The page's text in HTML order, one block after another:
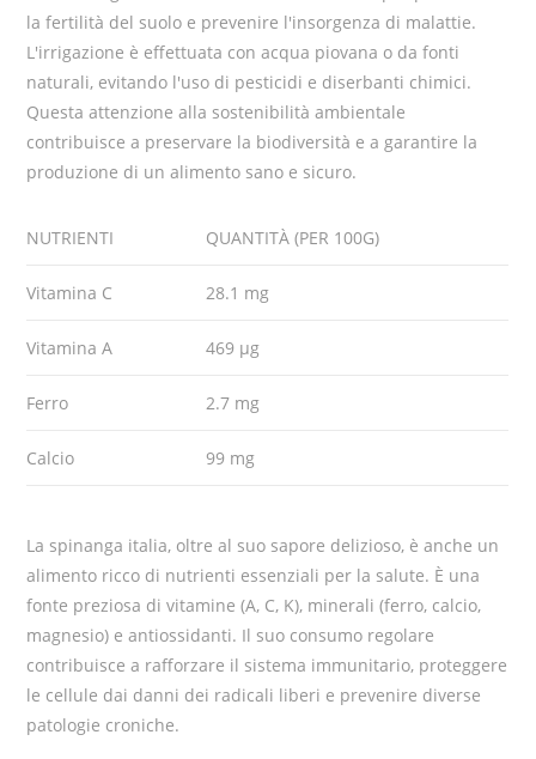
la fertilità del suolo e prevenire l'insorgenza di malattie.
L'irrigazione è effettuata con acqua piovana o da fonti
naturali, evitando l'uso di pesticidi e diserbanti chimici.
Questa attenzione alla sostenibilità ambientale
contribuisce a preservare la biodiversità e a garantire la
produzione di un alimento sano e sicuro.
NUTRIENTI QUANTITÀ (PER 100G)
Vitamina C 28.1 mg
Vitamina A 469 µg
Ferro 2.7 mg
Calcio 99 mg
La spinanga italia, oltre al suo sapore delizioso, è anche un
alimento ricco di nutrienti essenziali per la salute. È una
fonte preziosa di vitamine (A, C, K), minerali (ferro, calcio,
magnesio) e antiossidanti. Il suo consumo regolare
contribuisce a rafforzare il sistema immunitario, proteggere
le cellule dai danni dei radicali liberi e prevenire diverse
patologie croniche.